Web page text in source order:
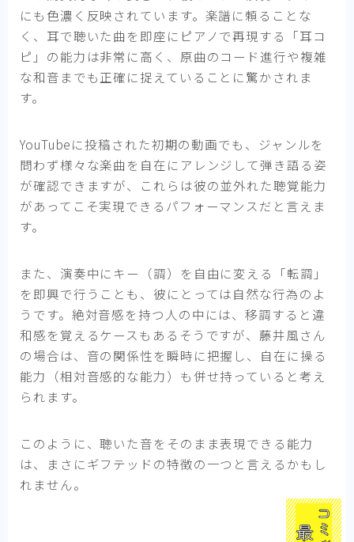
にも色濃く反映されています。楽譜に頼ることな
く、耳で聴いた曲を即座にピアノで再現する「耳コ
ピ」の能力は非常に高く、原曲のコード進行や複雑
な和音までも正確に捉えていることに驚かされま
す。
YouTubeに投稿された初期の動画でも、ジャンルを
問わず様々な楽曲を自在にアレンジして弾き語る姿
が確認できますが、これらは彼の並外れた聴覚能力
があってこそ実現できるパフォーマンスだと言えま
す。
また、演奏中にキー（調）を自由に変える「転調」
を即興で行うことも、彼にとっては自然な行為のよ
うです。絶対音感を持つ人の中には、移調すると違
和感を覚えるケースもあるそうですが、藤井風さん
の場合は、音の関係性を瞬時に把握し、自在に操る
能力（相対音感的な能力）も併せ持っていると考え
られます。
このように、聴いた音をそのまま表現できる能力
は、まさにギフテッドの特徴の一つと言えるかもし
れません。